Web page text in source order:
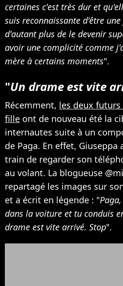
certaines c'est très dur et
suis reconnaissante d'être
d'autant plus de le devenir
avoir une complicité comme
mère à certains moments".
"Un drame est vite
Récemment, les deux
fille ont de nouveau été la
internautes suite à un
de Paga. En effet,
train de regarder son
au volant. La blogueuse
repartagé les images sur
et a écrit en légende : "
dans la voiture et tu conduis
drame est vite arrivé. Stop".